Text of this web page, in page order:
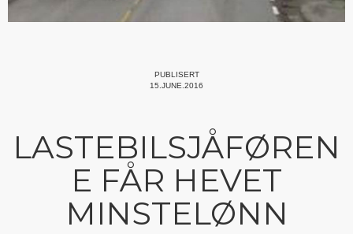
PUBLISERT
15.JUNE.2016
LASTEBILSJÅFØREN
E FÅR HEVET
MINSTELØNN